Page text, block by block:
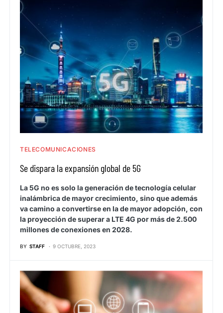
TELECOMUNICACIONES
Se dispara la expansión global de 5G
La 5G no es solo la generación de tecnología celular
inalámbrica de mayor crecimiento, sino que además
va camino a convertirse en la de mayor adopción, con
la proyección de superar a LTE 4G por más de 2.500
millones de conexiones en 2028.
BY STAFF 9 OCTUBRE, 2023